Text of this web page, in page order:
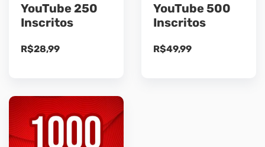
YouTube 250
Inscritos
R$28,99
YouTube 500
Inscritos
R$49,99